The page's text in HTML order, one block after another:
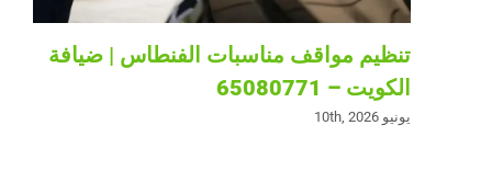
تنظيم مواقف مناسبات الفنطاس | ضيافة
الكويت – 65080771
يونيو 10th, 2026